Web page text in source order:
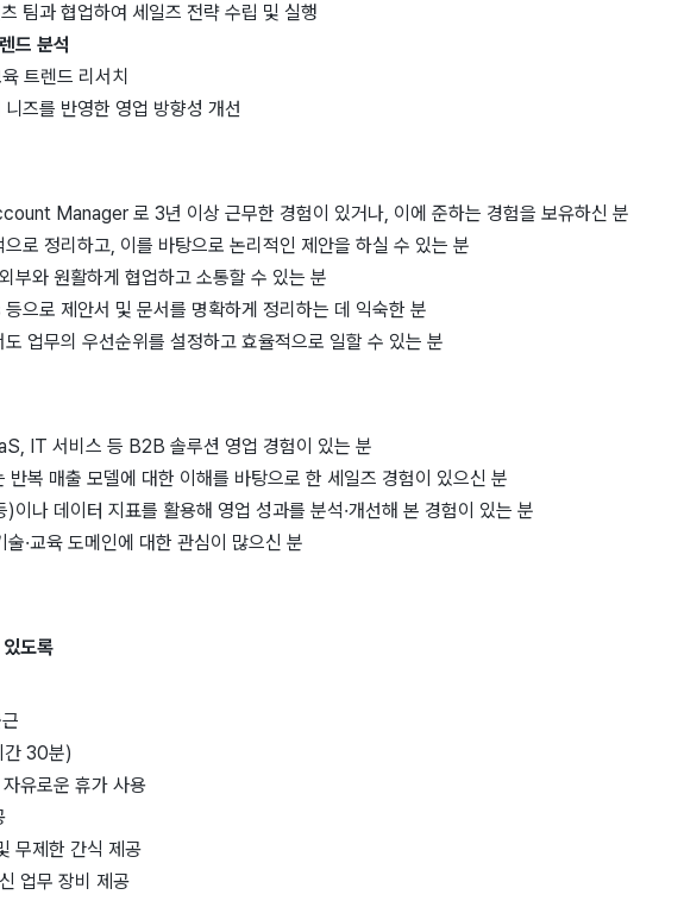
츠 팀과 협업하여 세일즈 전략 수립 및 실행
드 분석
육 트렌드 리서치
즈를 반영한 영업 방향성 개선
Manager 로 3년 이상 근무한 경험이 있거나, 이에 준하는 경험을 보유하신 분
로 정리하고, 이를 바탕으로 논리적인 제안을 하실 수 있는 분
부와 원활하게 협업하고 소통할 수 있는 분
으로 제안서 및 문서를 명확하게 정리하는 데 익숙한 분
업무의 우선순위를 설정하고 효율적으로 일할 수 있는 분
IT 서비스 등 B2B 솔루션 영업 경험이 있는 분
반복 매출 모델에 대한 이해를 바탕으로 한 세일즈 경험이 있으신 분
나 데이터 지표를 활용해 영업 성과를 분석·개선해 본 경험이 있는 분
·교육 도메인에 대한 관심이 많으신 분
도록
간 30분)
유로운 휴가 사용
무제한 간식 제공
업무 장비 제공